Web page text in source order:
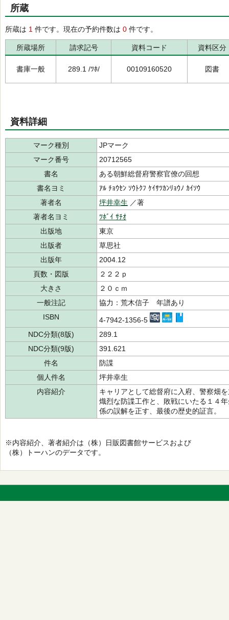
所蔵
所蔵は 1 件です。現在の予約件数は 0 件です。
所蔵場所 請求記号 資料コード 資料区分
書庫一般 289.1 /ﾂﾎ/ 00109160520 図書
資料詳細
マーク種別
JPマーク
マーク番号
20712565
書名
ある朝鮮総督府警察官僚の回想
書名ヨミ
ｱﾙ ﾁｮｳｾﾝ ｿｳﾄｸﾌ ｹｲｻﾂｶﾝﾘｮｳﾉ ｶｲｿｳ
著者名
坪井幸生 ／著
著者名ヨミ
ﾂﾎﾞｲ ｻﾁｵ
出版地
東京
出版者
草思社
出版年
2004.12
頁数・図版
２２２ｐ
大きさ
２０ｃｍ
一般注記
協力：荒木信子 年譜あり
ISBN
4-7942-1356-5
NDC分類(8版)
289.1
NDC分類(9版)
391.621
件名
防諜
個人件名
坪井幸生
内容紹介
キャリアとして総督府に入府、警察畑
熾烈な防諜工作と、敗戦にいたる１４
係の誤解を正す、最後の歴史的証言。
※内容紹介、著者紹介は（株）日販図書館サービスおよび
（株）トーハンのデータです。